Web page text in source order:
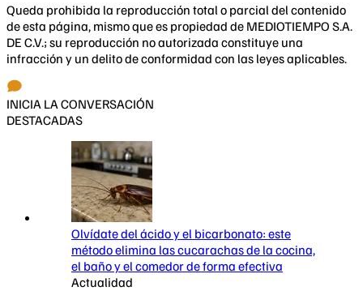
Queda prohibida la reproducción total o parcial del contenido
de esta página, mismo que es propiedad de MEDIOTIEMPO S.A.
DE C.V.; su reproducción no autorizada constituye una
infracción y un delito de conformidad con las leyes aplicables.
INICIA LA CONVERSACIÓN
DESTACADAS
Olvídate del ácido y el bicarbonato: este
método elimina las cucarachas de la cocina,
el baño y el comedor de forma efectiva
Actualidad